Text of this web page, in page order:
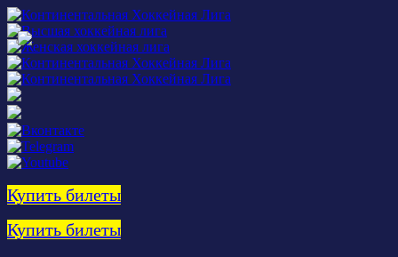
Купить билеты
Купить билеты